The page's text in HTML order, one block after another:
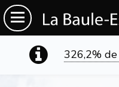
326,2%